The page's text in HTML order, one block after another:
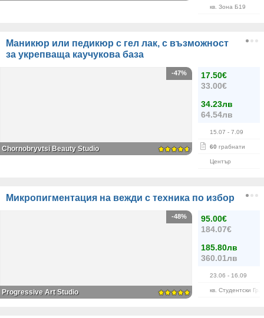
кв. Зона Б19
Маникюр или педикюр с гел лак, с възможност
за укрепваща каучукова база
17.50€
33.00€
34.23лв
64.54лв
15.07 - 7.09
60 грабнати
Център
-47%
Chornobryvtsi Beauty Studio
Микропигментация на вежди с техника по избор
95.00€
184.07€
185.80лв
360.01лв
23.06 - 16.09
кв. Студентски
-48%
Progressive Art Studio